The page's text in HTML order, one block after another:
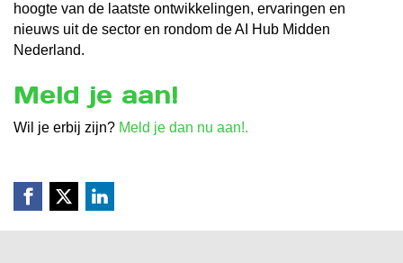
hoogte van de laatste ontwikkelingen, ervaringen en
nieuws uit de sector en rondom de AI Hub Midden
Nederland.
Meld je aan!
Wil je erbij zijn? Meld je dan nu aan!.